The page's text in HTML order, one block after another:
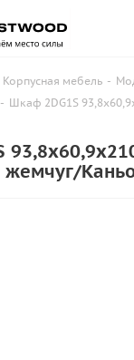
Корпусная мебель -
- Шкаф 2DG1S
жемчуг/